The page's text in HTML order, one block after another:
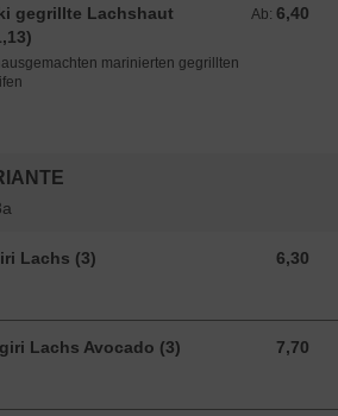
gegrillte Lachshaut
Ab: 6,40
Ab: 6,40 EUR
marinierten gegrillten
Lachs (3) 6,30
6,30 EUR
Lachs Avocado (3) 7,70
7,70 EUR